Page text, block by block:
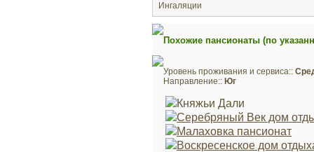
Ингаляции
Похожие пансионаты (по
Уровень проживания и сервиса::
Направление:: Юг
Княжьи Дали
Серебряный Век дом
Малаховка пансионат
Воскресенское дом